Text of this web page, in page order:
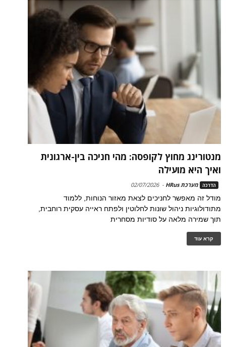
מנטורינג מחוץ לקופסה: מהי חניכה בין-ארגונית
ואיך היא מועילה
הדרכה מערכת HRus -
02/07/2026
מודל זה מאפשר לחניכים לצאת מאזור הנוחות, ללמוד
מתודולוגיות ניהול שונות לחלוטין ולפתח ראייה עסקית רוחבית,
תוך שמירה מלאה על סודיות מסחרית
קרא עוד